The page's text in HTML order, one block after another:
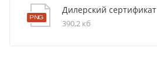
Дилерский сертификат
390,2 кб